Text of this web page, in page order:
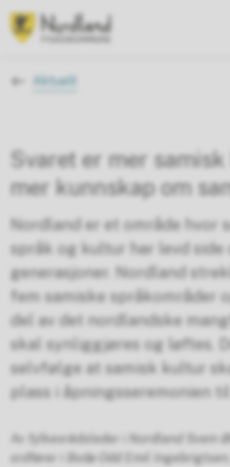
Du er her:
Aktuelt
Svaret er mer
mer kunnskap om
Nordland er et område hvor
språk og kultur har levd side
generasjoner. Nordland
fem samiske språkområder
del av det nordlandske
skal synliggjøres og løftes.
selvfølge at samisk kultur
plass i åpningsseremonien
Av fylkesrådsleder i Nordland Svein
ordfører i Bodø Odd Emil